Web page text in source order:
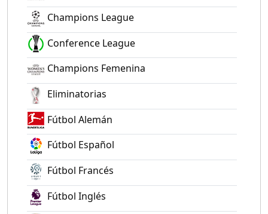
Champions League
Conference League
Champions Femenina
Eliminatorias
Fútbol Alemán
Fútbol Español
Fútbol Francés
Fútbol Inglés